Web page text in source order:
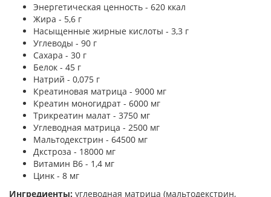
Энергетическая ценность - 620 ккал
Жира - 5,6 г
Насыщенные жирные кислоты - 3,3 г
Углеводы - 90 г
Сахара - 30 г
Белок - 45 г
Натрий - 0,075 г
Креатиновая матрица - 9000 мг
Креатин моногидрат - 6000 мг
Трикреатин малат - 3750 мг
Углеводная матрица - 2500 мг
Мальтодекстрин - 64500 мг
Дкстроза - 18000 мг
Витамин В6 - 1,4 мг
Цинк - 8 мг
Ингредиенты: углеводная матрица (мальтодекстрин,